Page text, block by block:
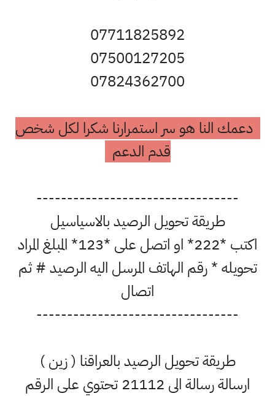
07711825892
07500127205
07824362700
دعمك النا هو سر استمرارنا شكرا لكل شخص
قدم الدعم
---------------------------------
طريقة تحويل الرصيد بالاسياسيل
اكتب *222* او اتصل على *123* المبلغ المراد
تحويله * رقم الهاتف المرسل اليه الرصيد # ثم
اتصال
---------------------------------
طريقة تحويل الرصيد بالعراقنا ( زين )
ارسالة رسالة الى 21112 تحتوي على الرقم